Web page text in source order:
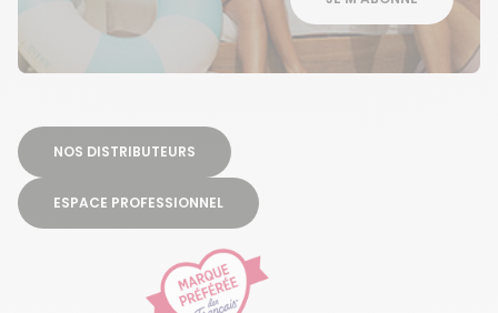
NOS DISTRIBUTEURS
ESPACE PROFESSIONNEL